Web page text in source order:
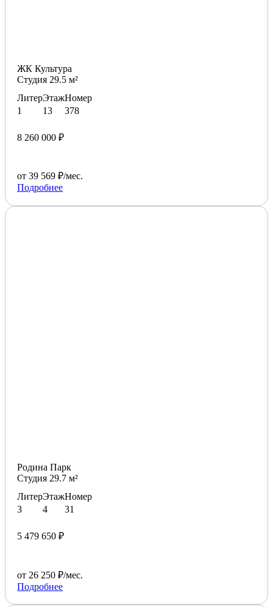
ЖК Культура
Студия 29.5 м²
Литер
1
Этаж
13
Номер
378
8 260 000 ₽
от 39 569 ₽/мес.
Подробнее
Родина Парк
Студия 29.7 м²
Литер
3
Этаж
4
Номер
31
5 479 650 ₽
от 26 250 ₽/мес.
Подробнее